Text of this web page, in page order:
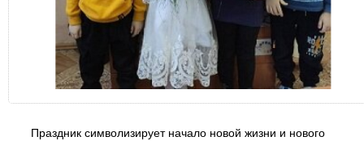
Праздник символизирует начало новой жизни и нового